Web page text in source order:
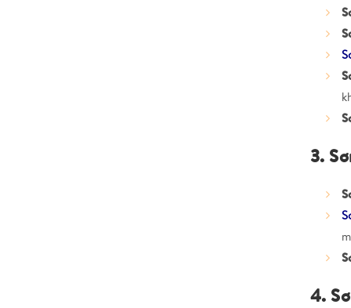
3.
4.